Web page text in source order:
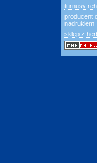
turnusy
producent
nadrukiem
sklep z